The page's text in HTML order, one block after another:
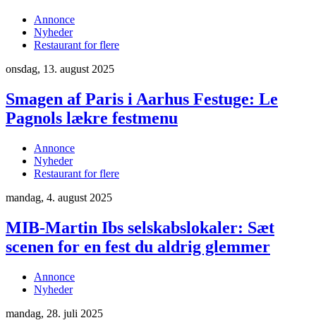
Annonce
Nyheder
Restaurant for flere
onsdag, 13. august 2025
Smagen af Paris i Aarhus Festuge: Le
Pagnols lækre festmenu
Annonce
Nyheder
Restaurant for flere
mandag, 4. august 2025
MIB-Martin Ibs selskabslokaler: Sæt
scenen for en fest du aldrig glemmer
Annonce
Nyheder
mandag, 28. juli 2025